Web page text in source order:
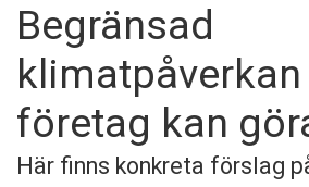
Begränsad
företag kan
Här finns konkreta förslag